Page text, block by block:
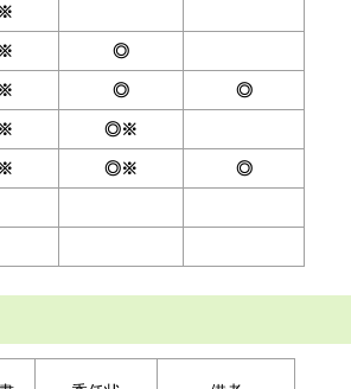
◎
◎ ◎
◎※
◎※ ◎